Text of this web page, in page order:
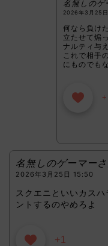
名無しのゲ
2026年3月25
何なら負け
立たせて煽
ナルティ与
これで相手
にものでも
名無しのゲーマー
2026年3月25日 15:50
スクエニといいカス
ントするのやめろよ
+1